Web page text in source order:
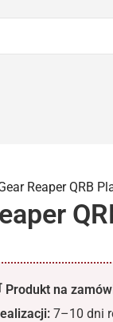
Reaper QRB
Produkt na
7–10 dni